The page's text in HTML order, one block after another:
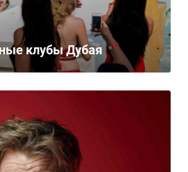
клубы Дубая